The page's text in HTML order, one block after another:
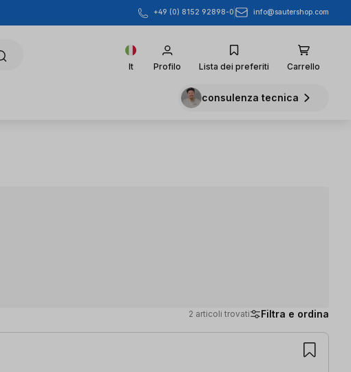
+49 (0) 8152 92898-0 info@sautershop.com
It Profilo Lista dei preferiti Carrello
consulenza tecnica
2 articoli trovati Filtra e ordina